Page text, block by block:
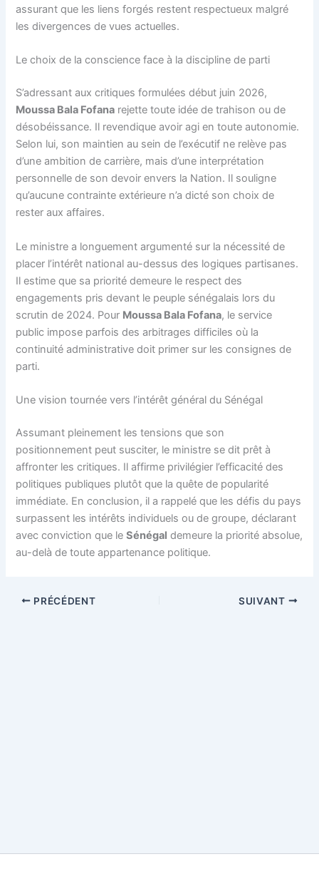
assurant que les liens forgés restent respectueux malgré
les divergences de vues actuelles.
Le choix de la conscience face à la discipline de parti
S’adressant aux critiques formulées début juin 2026,
Moussa Bala Fofana rejette toute idée de trahison ou de
désobéissance. Il revendique avoir agi en toute autonomie.
Selon lui, son maintien au sein de l’exécutif ne relève pas
d’une ambition de carrière, mais d’une interprétation
personnelle de son devoir envers la Nation. Il souligne
qu’aucune contrainte extérieure n’a dicté son choix de
rester aux affaires.
Le ministre a longuement argumenté sur la nécessité de
placer l’intérêt national au-dessus des logiques partisanes.
Il estime que sa priorité demeure le respect des
engagements pris devant le peuple sénégalais lors du
scrutin de 2024. Pour Moussa Bala Fofana, le service
public impose parfois des arbitrages difficiles où la
continuité administrative doit primer sur les consignes de
parti.
Une vision tournée vers l’intérêt général du Sénégal
Assumant pleinement les tensions que son
positionnement peut susciter, le ministre se dit prêt à
affronter les critiques. Il affirme privilégier l’efficacité des
politiques publiques plutôt que la quête de popularité
immédiate. En conclusion, il a rappelé que les défis du pays
surpassent les intérêts individuels ou de groupe, déclarant
avec conviction que leSénégal demeure la priorité absolue,
au-delà de toute appartenance politique.
PRÉCÉDENT SUIVANT